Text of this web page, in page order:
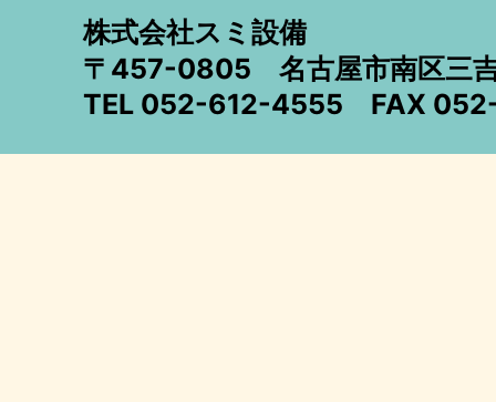
株式会社スミ設備
〒457-0805
名古屋市南区三
TEL 052-612-4555
FAX